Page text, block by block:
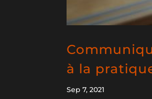
à la
Sep 7, 2021